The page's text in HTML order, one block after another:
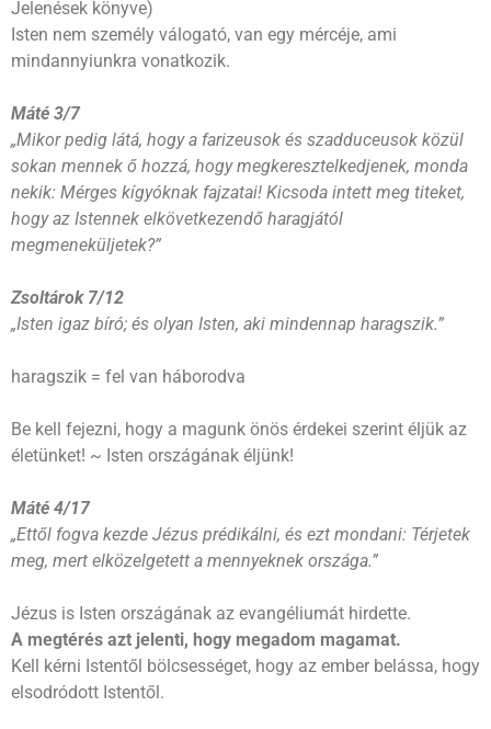
Jelenések könyve)
Isten nem személy válogató, van egy mércéje, ami
mindannyiunkra vonatkozik.
Máté 3/7
„Mikor pedig látá, hogy a farizeusok és szadduceusok közül
sokan mennek ő hozzá, hogy megkeresztelkedjenek, monda
nekik: Mérges kígyóknak fajzatai! Kicsoda intett meg titeket,
hogy az Istennek elkövetkezendő haragjától
megmeneküljetek?”
Zsoltárok 7/12
„Isten igaz bíró; és olyan Isten, aki mindennap haragszik.”
haragszik = fel van háborodva
Be kell fejezni, hogy a magunk önös érdekei szerint éljük az
életünket! ~ Isten országának éljünk!
Máté 4/17
„Ettől fogva kezde Jézus prédikálni, és ezt mondani: Térjetek
meg, mert elközelgetett a mennyeknek országa.”
Jézus is Isten országának az evangéliumát hirdette.
A megtérés azt jelenti, hogy megadom magamat.
Kell kérni Istentől bölcsességet, hogy az ember belássa, hogy
elsodródott Istentől.